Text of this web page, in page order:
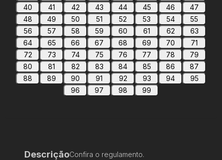
40
41 42 43 44 45 46
47
48
49 50 51 52 53 54
55
56
57 58 59 60 61 62
63
64
65 66 67 68 69 70
71
72
73 74 75 76 77 78
79
80
81 82 83 84 85 86
87
88
89 90 91 92 93 94
95
96
97 98 99
DescriçãoConfira o regulamento.